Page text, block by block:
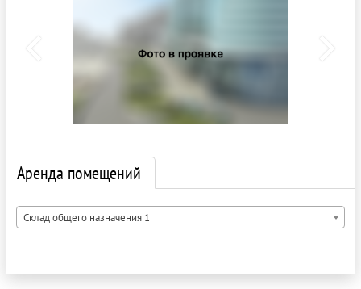
Аренда помещений
Склад общего назначения 1